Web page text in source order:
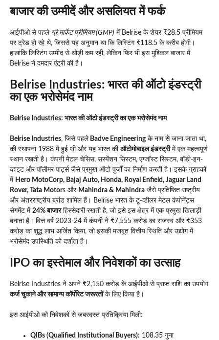
बाजार की उम्मीदें और असलियत में फर्क
आईपीओ से पहले ग्रे मार्केट प्रीमियम (GMP) में Belrise के शेयर ₹28.5 प्रीमियम
पर ट्रेड हो रहे थे, जिससे यह अनुमान था कि लिस्टिंग ₹118.5 के करीब होगी।
हालांकि लिस्टिंग उम्मीद से थोड़ी कम रही, लेकिन फिर भी इस मुश्किल बाजार में
Belrise ने दमदार एंट्री की है।
Belrise Industries: भारत की ऑटो इंडस्ट्री
का एक भरोसेमंद नाम
Belrise Industries: भारत की ऑटो इंडस्ट्री का एक भरोसेमंद नाम
Belrise Industries, जिसे पहलेBadve Engineeringके नाम से जाना जाता था,
की स्थापना 1988 में हुई थी और यह भारत की ऑटोमोबाइल इंडस्ट्रीमें एक महत्वपूर्ण
स्थान रखती है। कंपनी मेटल चेसिस, सस्पेंशन सिस्टम, एग्जॉस्ट सिस्टम, बॉडी-इन-
व्हाइट और पॉलीमर पार्ट्स जैसे प्रमुख ऑटो पुर्जों का निर्माण करती है। इसके ग्राहकों
में Hero MotoCorp, Bajaj Auto, Honda, Royal Enfield, Jaguar Land
Rover, Tata Motors और Mahindra & Mahindra जैसे प्रतिष्ठित राष्ट्रीय
और अंतरराष्ट्रीय ब्रांड शामिल हैं। Belrise भारत के टू-व्हीलर मेटल कंपोनेंट्स
सेगमेंट में 24% बाजारहिस्सेदारी रखती है, जो इसे इस क्षेत्र में एक प्रमुख खिलाड़ी
बनाता है। वित्त वर्ष 2023-24 में कंपनी ने ₹7,555 करोड़ का राजस्व और ₹353
करोड़ का शुद्ध लाभ अर्जित किया, जो इसकी मजबूत वित्तीय स्थिति और उद्योग में
भरोसेमंद उपस्थिति को दर्शाता है।
IPO का इस्तेमाल और निवेशकों का उत्साह
Belrise Industries ने अपने ₹2,150 करोड़ के आईपीओ से प्राप्त राशि का उपयोग
कर्ज चुकाने और सामान्य कॉर्पोरेट जरूरतोंके लिए किया है।
इस आईपीओ को निवेशकों से जबरदस्त प्रतिक्रिया मिली:
QIBs (Qualified Institutional Buyers): 108.35 गुना